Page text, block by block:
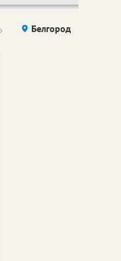
Здоровье компаний (на
правах
Белгород